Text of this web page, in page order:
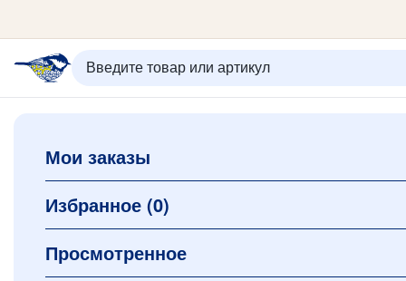
ИЗБРАННОЕ ВХОД/РЕГИСТРАЦИЯ КОРЗИНА
Каталог
Орнаменты
О керамике
Оплата и доставка
Контакты
Подарочные карты
Мои заказы
Избранное (0)
Просмотренное